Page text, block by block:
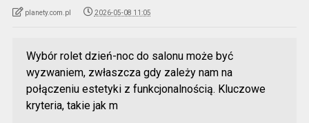
planety.com.pl 2026-05-08 11:05
Wybór rolet dzień-noc do salonu może być
wyzwaniem, zwłaszcza gdy zależy nam na
połączeniu estetyki z funkcjonalnością. Kluczowe
kryteria, takie jak m